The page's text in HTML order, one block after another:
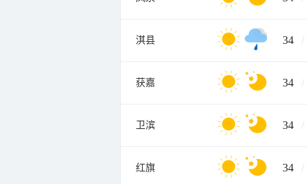
淇县 34 /
获嘉 34 /
卫滨 34 /
红旗 34 /